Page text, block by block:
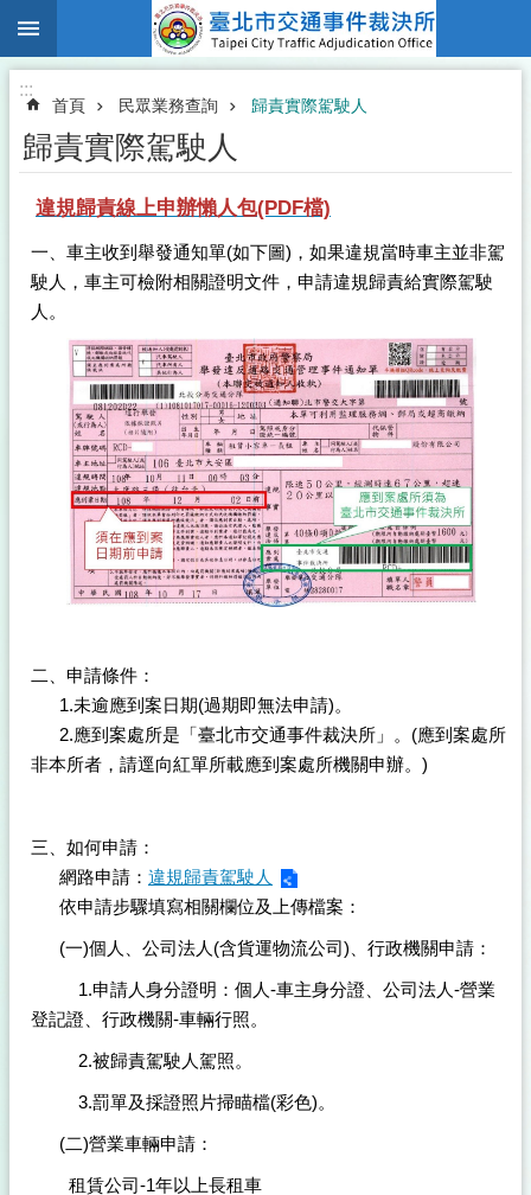
跳到主要內容區塊
:::
首頁 民眾業務查詢 歸責實際駕駛人
歸責實際駕駛人
違規歸責線上申辦懶人包(PDF檔)
一、車主收到舉發通知單(如下圖)，如果違規當時車主並非駕
駛人，車主可檢附相關證明文件，申請違規歸責給實際駕駛
人。
二、申請條件：
1.未逾應到案日期(過期即無法申請)。
2.應到案處所是「臺北市交通事件裁決所」。(應到案處所
非本所者，請逕向紅單所載應到案處所機關申辦。)
三、如何申請：
網路申請： 違規歸責駕駛人
依申請步驟填寫相關欄位及上傳檔案：
(一)個人、公司法人(含貨運物流公司)、行政機關申請：
1.申請人身分證明：個人-車主身分證、公司法人-營業
登記證、行政機關-車輛行照。
2.被歸責駕駛人駕照。
3.罰單及採證照片掃瞄檔(彩色)。
(二)營業車輛申請：
租賃公司-1年以上長租車